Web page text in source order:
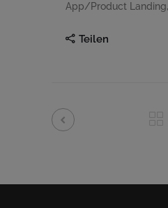
App/Product
Teilen